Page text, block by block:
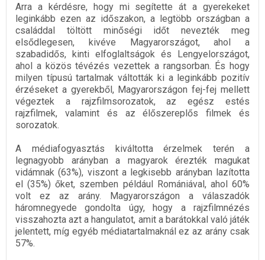
Arra a kérdésre, hogy mi segítette át a gyerekeket
leginkább ezen az időszakon, a legtöbb országban a
családdal töltött minőségi időt nevezték meg
elsődlegesen, kivéve Magyarországot, ahol a
szabadidős, kinti elfoglaltságok és Lengyelországot,
ahol a közös tévézés vezettek a rangsorban. És hogy
milyen típusú tartalmak váltották ki a leginkább pozitív
érzéseket a gyerekből, Magyarországon fej-fej mellett
végeztek a rajzfilmsorozatok, az egész estés
rajzfilmek, valamint és az élőszereplős filmek és
sorozatok.
A médiafogyasztás kiváltotta érzelmek terén a
legnagyobb arányban a magyarok érezték magukat
vidámnak (63%), viszont a legkisebb arányban lazította
el (35%) őket, szemben például Romániával, ahol 60%
volt ez az arány. Magyarországon a válaszadók
háromnegyede gondolta úgy, hogy a rajzfilmnézés
visszahozta azt a hangulatot, amit a barátokkal való játék
jelentett, míg egyéb médiatartalmaknál ez az arány csak
57%.